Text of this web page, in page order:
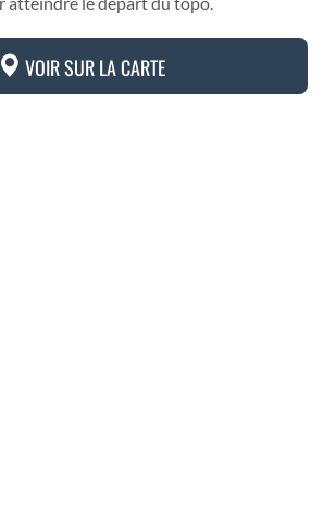
VOIR SUR LA CARTE